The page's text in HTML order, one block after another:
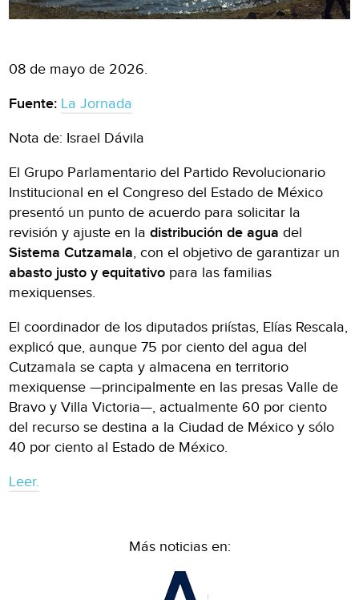
08 de mayo de 2026.
Fuente: La Jornada
Nota de: Israel Dávila
El Grupo Parlamentario del Partido Revolucionario
Institucional en el Congreso del Estado de México
presentó un punto de acuerdo para solicitar la
revisión y ajuste en ladistribución de agua del
Sistema Cutzamala, con el objetivo de garantizar un
abasto justo y equitativo para las familias
mexiquenses.
El coordinador de los diputados priístas, Elías Rescala,
explicó que, aunque 75 por ciento del agua del
Cutzamala se capta y almacena en territorio
mexiquense —principalmente en las presas Valle de
Bravo y Villa Victoria—, actualmente 60 por ciento
del recurso se destina a la Ciudad de México y sólo
40 por ciento al Estado de México.
Leer.
Más noticias en: